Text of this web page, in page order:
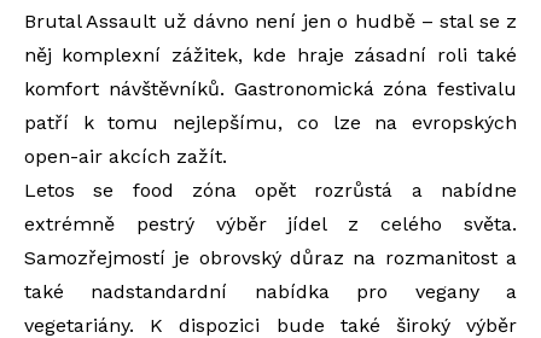
Brutal Assault už dávno není jen o hudbě – stal se z
něj komplexní zážitek, kde hraje zásadní roli také
komfort návštěvníků. Gastronomická zóna festivalu
patří k tomu nejlepšímu, co lze na evropských
open-air akcích zažít.
Letos se food zóna opět rozrůstá a nabídne
extrémně pestrý výběr jídel z celého světa.
Samozřejmostí je obrovský důraz na rozmanitost a
také nadstandardní nabídka pro vegany a
vegetariány. K dispozici bude také široký výběr